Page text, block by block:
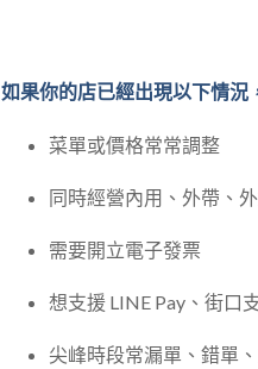
如果你的店已經出現以下情況
菜單或價格常常調整
同時經營內用、外帶、
需要開立電子發票
想支援 LINE Pay、街口
尖峰時段常漏單、錯單